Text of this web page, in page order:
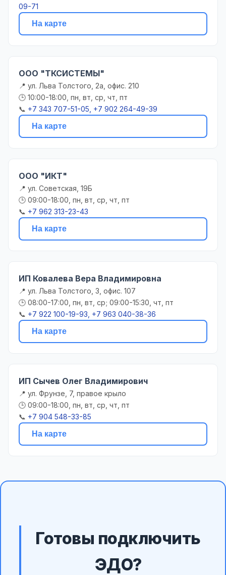
09-71
На карте
ООО "ТКСИСТЕМЫ"
📍 ул. Льва Толстого, 2а, офис. 210
🕒 10:00-18:00, пн, вт, ср, чт, пт
📞 +7 343 707-51-05, +7 902 264-49-39
На карте
ООО "ИКТ"
📍 ул. Советская, 19Б
🕒 09:00-18:00, пн, вт, ср, чт, пт
📞 +7 962 313-23-43
На карте
ИП Ковалева Вера Владимировна
📍 ул. Льва Толстого, 3, офис. 107
🕒 08:00-17:00, пн, вт, ср; 09:00-15:30, чт, пт
📞 +7 922 100-19-93, +7 963 040-38-36
На карте
ИП Сычев Олег Владимирович
📍 ул. Фрунзе, 7, правое крыло
🕒 09:00-18:00, пн, вт, ср, чт, пт
📞 +7 904 548-33-85
На карте
Готовы подключить
ЭДО?